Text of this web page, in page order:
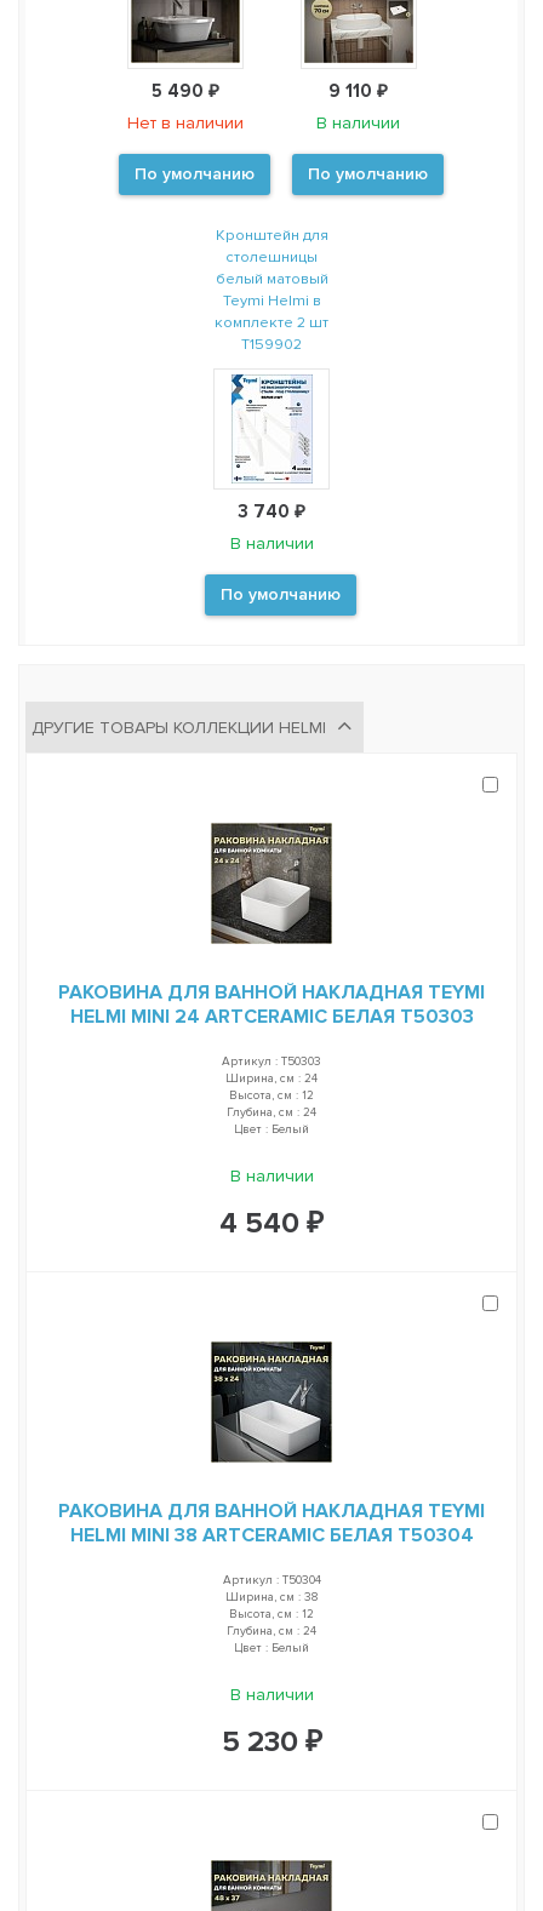
5 490 ₽
Нет в наличии
По умолчанию
9 110 ₽
В наличии
По умолчанию
Кронштейн для
столешницы
белый матовый
Teymi Helmi в
комплекте 2 шт
T159902
3 740 ₽
В наличии
По умолчанию
ДРУГИЕ ТОВАРЫ КОЛЛЕКЦИИ HELMI
РАКОВИНА ДЛЯ ВАННОЙ НАКЛАДНАЯ TEYMI
HELMI MINI 24 ARTCERAMIC БЕЛАЯ T50303
Артикул : T50303
Ширина, см : 24
Высота, см : 12
Глубина, см : 24
Цвет : Белый
В наличии
4 540 ₽
РАКОВИНА ДЛЯ ВАННОЙ НАКЛАДНАЯ TEYMI
HELMI MINI 38 ARTCERAMIC БЕЛАЯ T50304
Артикул : T50304
Ширина, см : 38
Высота, см : 12
Глубина, см : 24
Цвет : Белый
В наличии
5 230 ₽